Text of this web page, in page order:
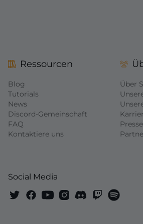
Ressourcen
Blog
Tutorials
News
Discord-Gemeinschaft
FAQ
Kontaktiere uns
Social Media
Über
Presse